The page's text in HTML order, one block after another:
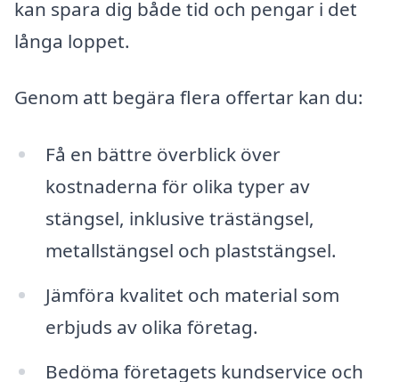
kan spara dig både tid och pengar i det
långa loppet.
Genom att begära flera offertar kan du:
Få en bättre överblick över
kostnaderna för olika typer av
stängsel, inklusive trästängsel,
metallstängsel och plaststängsel.
Jämföra kvalitet och material som
erbjuds av olika företag.
Bedöma företagets kundservice och